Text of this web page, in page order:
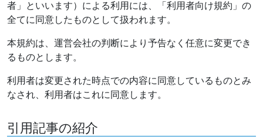
者」といいます）による利用には、「利用者向け規約」の
全てに同意したものとして扱われます。
本規約は、運営会社の判断により予告なく任意に変更でき
るものとします。
利用者は変更された時点での内容に同意しているものとみ
なされ、利用者はこれに同意します。
引用記事の紹介